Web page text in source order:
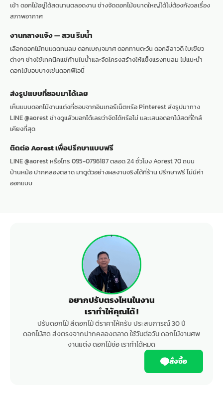
เข้า ดอกไม้อยู่ได้สดนานตลอดงาน ช่างจัดดอกไม้ขนาดใหญ่ได้ไม่ต้องกังวลเรื่อง
สภาพอากาศ
งานกลางแจ้ง — สวน ริมน้ำ
เลือกดอกไม้ทนแดดทนลม ดอกเบญจมาศ ดอกทานตะวัน ดอกลีลาวดี ใบเขียว
ต่างๆ ช่างใช้เทคนิคแช่ก้านในน้ำและจัดโครงสร้างให้แข็งแรงทนลม ไม่แนะนำ
ดอกไม้บอบบางเช่นดอกพีโอนี่
ส่งรูปแบบที่ชอบมาได้เลย
เห็นแบบดอกไม้งานแต่งที่ชอบจากอินเทอร์เน็ตหรือ Pinterest ส่งรูปมาทาง
LINE @aorest ช่างดูแล้วบอกได้เลยว่าจัดได้หรือไม่ และเสนอดอกไม้สดที่ใกล้
เคียงที่สุด
ติดต่อ Aorest เพื่อปรึกษาแบบฟรี
LINE @aorest หรือโทร 095-0796187 ตลอด 24 ชั่วโมง Aorest 70 ถนน
บ้านหม้อ ปากคลองตลาด มาดูตัวอย่างผลงานจริงได้ที่ร้าน ปรึกษาฟรี ไม่มีค่า
ออกแบบ
อยากปรับตรงไหนในงาน
เราทำให้คุณได้ !
ปรับดอกไม้ สีดอกไม้ ตีราคาให้ครับ ประสบการณ์ 30 ปี
ดอกไม้สด ส่งตรงจากปากคลองตลาด ใช้วันต่อวัน ดอกไม้งานศพ
งานแต่ง ดอกไม้ช่อ เราทำได้หมด
สั่งซื้อ